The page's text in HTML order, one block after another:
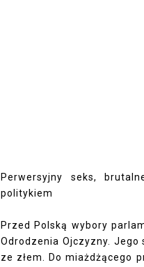
Perwersyjny seks,
politykiem
Przed Polską wybory
Odrodzenia Ojczyzny.
ze złem. Do miażdżącego